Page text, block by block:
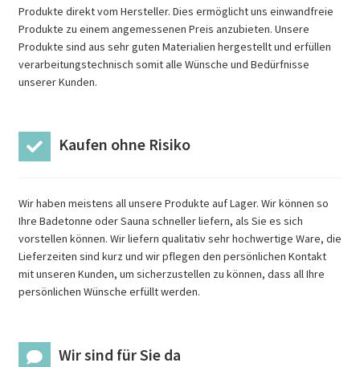
Produkte direkt vom Hersteller. Dies ermöglicht uns einwandfreie
Produkte zu einem angemessenen Preis anzubieten. Unsere
Produkte sind aus sehr guten Materialien hergestellt und erfüllen
verarbeitungstechnisch somit alle Wünsche und Bedürfnisse
unserer Kunden.
Kaufen ohne Risiko
Wir haben meistens all unsere Produkte auf Lager. Wir können so
Ihre Badetonne oder Sauna schneller liefern, als Sie es sich
vorstellen können. Wir liefern qualitativ sehr hochwertige Ware, die
Lieferzeiten sind kurz und wir pflegen den persönlichen Kontakt
mit unseren Kunden, um sicherzustellen zu können, dass all Ihre
persönlichen Wünsche erfüllt werden.
Wir sind für Sie da